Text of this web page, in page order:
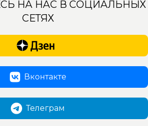
НА НАС В СОЦИАЛЬНЫХ
СЕТЯХ
Вконтакте
Телеграм